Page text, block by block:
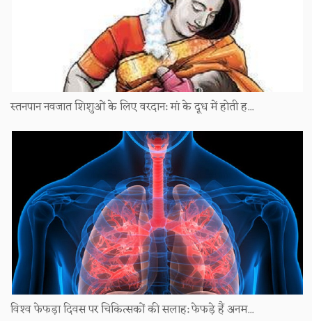
स्तनपान नवजात शिशुओं के लिए वरदान: मां के दूध में होती ह...
विश्‍व फेफड़ा दिवस पर चिकित्सकों की सलाह: फेफड़े हैं अनम...